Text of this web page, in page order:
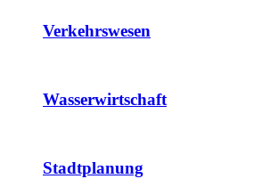
Verkehrswesen
Wasserwirtschaft
Stadtplanung